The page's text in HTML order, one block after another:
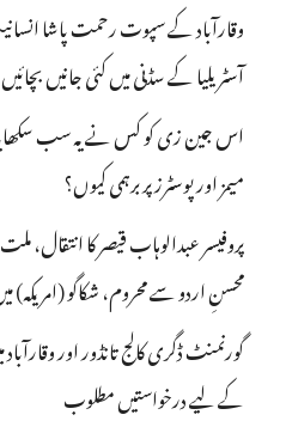
وقارآباد کے سپوت رحمت پاشا
آسٹریلیا کے سڈنی میں کئی جانیں
اس جین زی کو کس نے یہ سب
میمز اور پوسٹرز پر برہمی کیوں؟
پروفیسر عبدالوہاب قیصر کا انتقال،
محسنِ اردو سے محروم، شکاگو (امریکہ)
گورنمنٹ ڈگری کالج تانڈور اور
کے لیے درخواستیں مطلوب